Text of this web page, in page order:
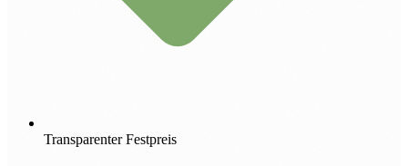
Transparenter Festpreis